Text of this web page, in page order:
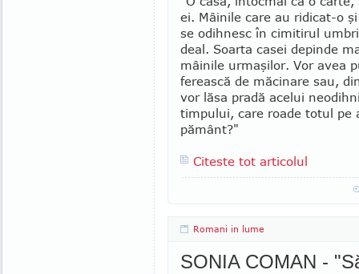
ei. Mâinile care au ridicat-o
se odihnesc în cimitirul
deal. Soarta casei depinde
mâinile urmaşilor. Vor avea
fe­rească de măcinare sau,
vor lăsa pradă acelui
timpului, care roade totul pe
pământ?"
Citeste tot articolul
Romani in lume
SONIA COMAN -